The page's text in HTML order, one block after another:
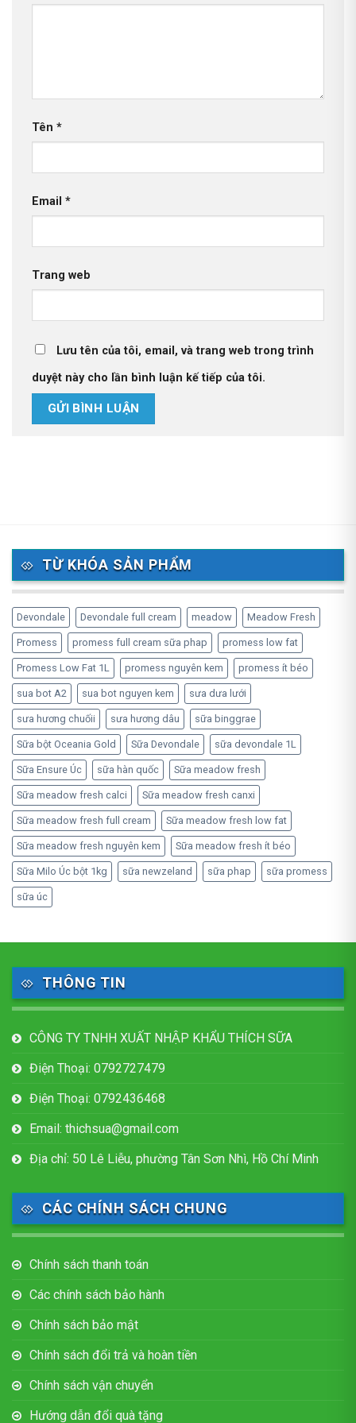
Tên *
Email *
Trang web
Lưu tên của tôi, email, và trang web trong trình
duyệt này cho lần bình luận kế tiếp của tôi.
TỪ KHÓA SẢN PHẨM
Devondale Devondale full cream meadow Meadow Fresh
Promess promess full cream sữa phap promess low fat
Promess Low Fat 1L promess nguyên kem promess ít béo
sua bot A2 sua bot nguyen kem sưa dưa lưới
sưa hương chuốii sưa hương dâu sữa binggrae
Sữa bột Oceania Gold Sữa Devondale sữa devondale 1L
Sữa Ensure Úc sữa hàn quốc Sữa meadow fresh
Sữa meadow fresh calci Sữa meadow fresh canxi
Sữa meadow fresh full cream Sữa meadow fresh low fat
Sữa meadow fresh nguyên kem Sữa meadow fresh ít béo
Sữa Milo Úc bột 1kg sữa newzeland sữa phap sữa promess
sữa úc
THÔNG TIN
CÔNG TY TNHH XUẤT NHẬP KHẨU THÍCH SỮA
Điện Thoại: 0792727479
Điện Thoại: 0792436468
Email: thichsua@gmail.com
Địa chỉ: 50 Lê Liễu, phường Tân Sơn Nhì, Hồ Chí Minh
CÁC CHÍNH SÁCH CHUNG
Chính sách thanh toán
Các chính sách bảo hành
Chính sách bảo mật
Chính sách đổi trả và hoàn tiền
Chính sách vận chuyển
Hướng dẫn đổi quà tặng